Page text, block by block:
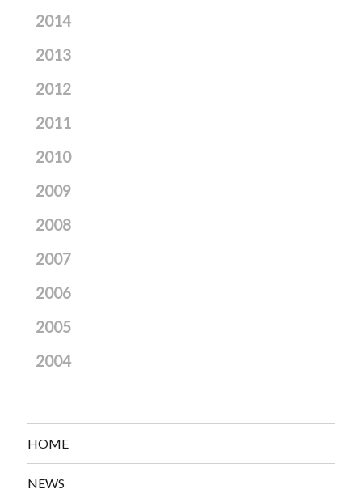
2014
2013
2012
2011
2010
2009
2008
2007
2006
2005
2004
HOME
NEWS